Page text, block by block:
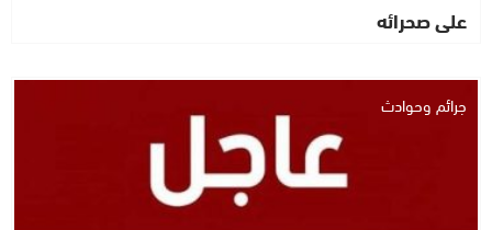
على صحرائه
جرائم وحوادث